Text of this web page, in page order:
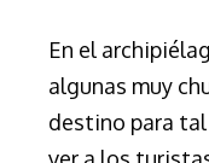
En el
algunas muy
destino para